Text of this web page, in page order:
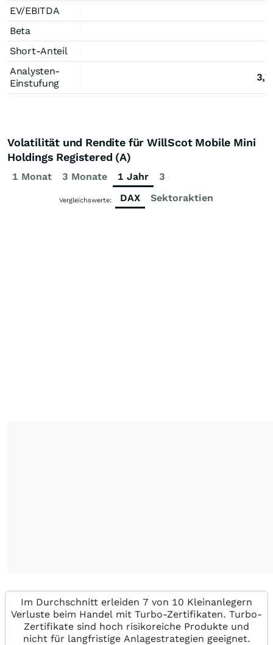
EV/EBITDA
Beta
Short-Anteil
Analysten-
Einstufung
Volatilität und Rendite für WillScot Mobile Mini
Holdings Registered (A)
1 Monat 3 Monate 1 Jahr 3 Jahre
Vergleichswerte: DAX Sektoraktien
Im Durchschnitt erleiden 7 von 10 Kleinanlegern
Verluste beim Handel mit Turbo-Zertifikaten. Turbo-
Zertifikate sind hoch risikoreiche Produkte und
nicht für langfristige Anlagestrategien geeignet.